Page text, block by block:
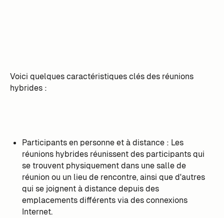
Voici quelques caractéristiques clés des réunions
hybrides :
Participants en personne et à distance : Les
réunions hybrides réunissent des participants qui
se trouvent physiquement dans une salle de
réunion ou un lieu de rencontre, ainsi que d'autres
qui se joignent à distance depuis des
emplacements différents via des connexions
Internet.